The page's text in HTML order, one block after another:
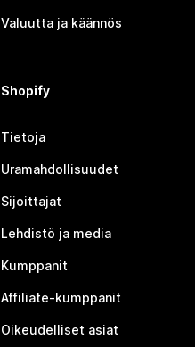
Valuutta ja käännös
Shopify
Tietoja
Uramahdollisuudet
Sijoittajat
Lehdistö ja media
Kumppanit
Affiliate-kumppanit
Oikeudelliset asiat